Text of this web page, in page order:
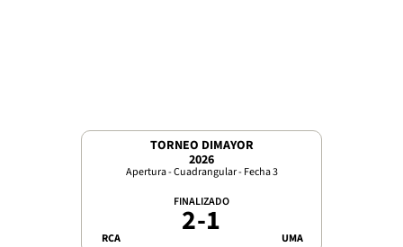
TORNEO DIMAYOR
2026
Apertura - Cuadrangular - Fecha 3
RCA
FINALIZADO
2-1 UMA